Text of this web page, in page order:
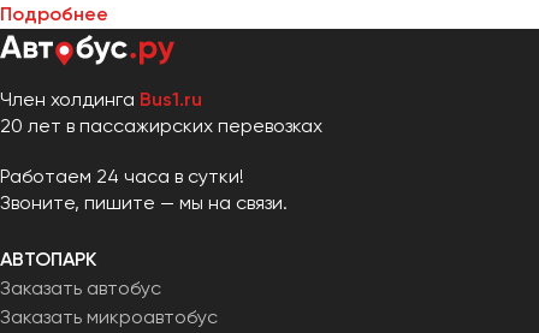
Подробнее
Член холдинга Bus1.ru
20 лет в пассажирских перевозках
Работаем 24 часа в сутки!
Звоните, пишите — мы на связи.
АВТОПАРК
Заказать автобус
Заказать микроавтобус